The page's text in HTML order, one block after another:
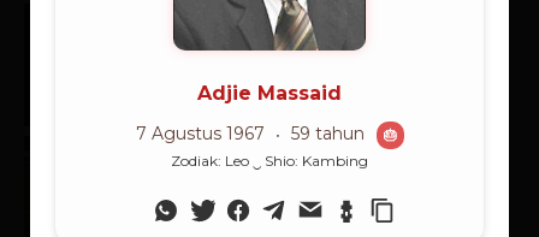
Rangkuman Sintesis: Supranalar
Melangitkan Logika
Supranalar 06/07/2026
Supranalar Melampaui Batas
Langit Logika
Supranalar 25/06/2026